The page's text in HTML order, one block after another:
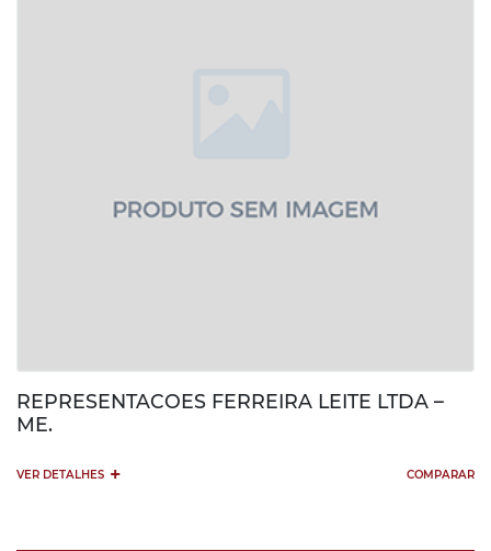
REPRESENTACOES FERREIRA LEITE LTDA –
ME.
VER DETALHES + COMPARAR